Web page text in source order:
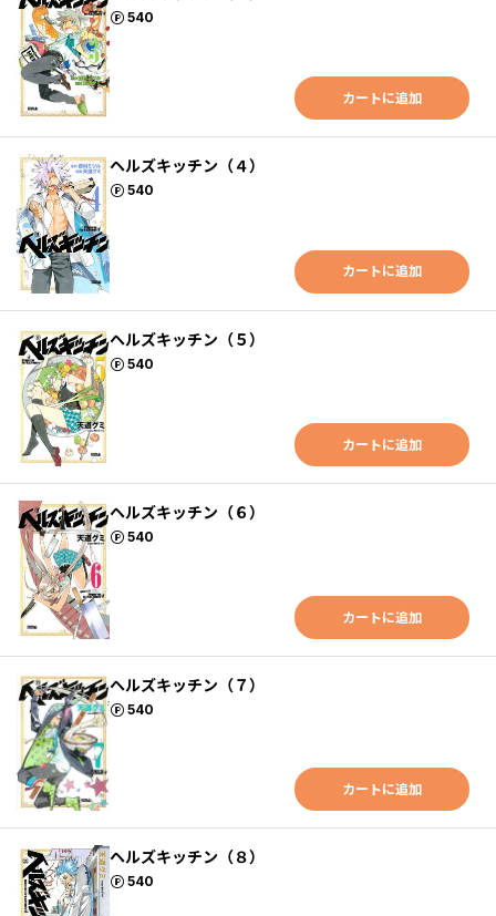
540
ポイント
カートに追加
ヘルズキッチン（４）
540
ポイント
カートに追加
ヘルズキッチン（５）
540
ポイント
カートに追加
ヘルズキッチン（６）
540
ポイント
カートに追加
ヘルズキッチン（７）
540
ポイント
カートに追加
ヘルズキッチン（８）
540
ポイント